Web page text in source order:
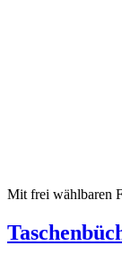
Mit frei wählbaren